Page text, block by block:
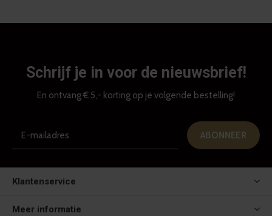
Schrijf je in voor de nieuwsbrief!
En ontvang € 5,- korting op je volgende bestelling!
ABONNEER
Klantenservice
Meer informatie